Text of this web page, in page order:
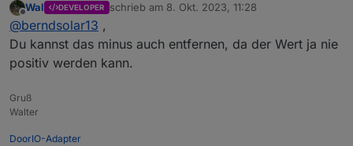
festgestellt.
Da aber eben sie Sonne raus kam, und der Zähler
dann -125 W meldete, fing das Ding an den
Scrollmodus zu aktivieren.
Offline
Wal DEVELOPER schrieb am 8. Okt. 2023, 11:28
zuletzt editiert von
@berndsolar13 ,
Du kannst das minus auch entfernen, da der Wert ja nie
positiv werden kann.
Gruß
Walter
DoorIO-Adapter